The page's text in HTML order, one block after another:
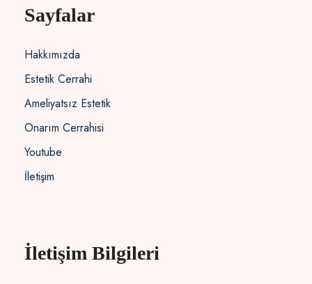
Sayfalar
Hakkımızda
Estetik Cerrahi
Ameliyatsız Estetik
Onarım Cerrahisi
Youtube
İletişim
İletişim Bilgileri